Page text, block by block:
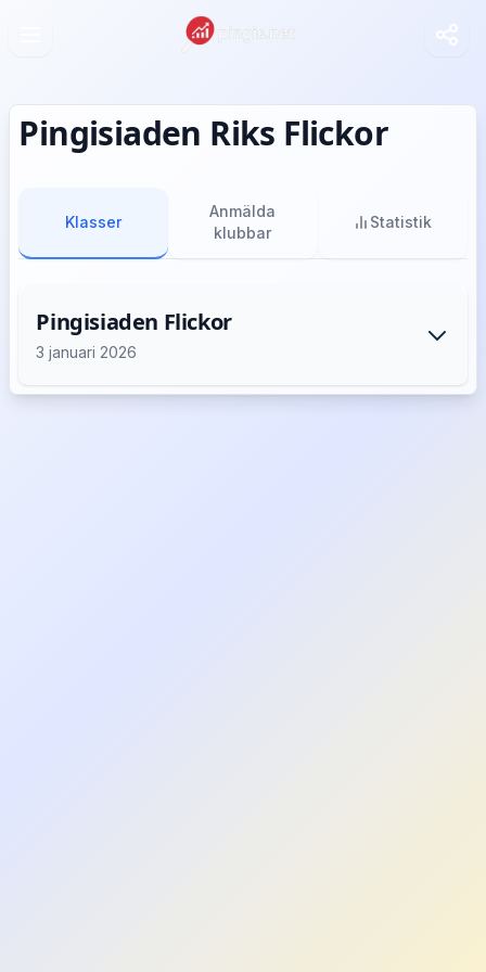
Pingisiaden Riks Flickor
Klasser
Anmälda
klubbar
Statistik
Pingisiaden Flickor
3 januari 2026